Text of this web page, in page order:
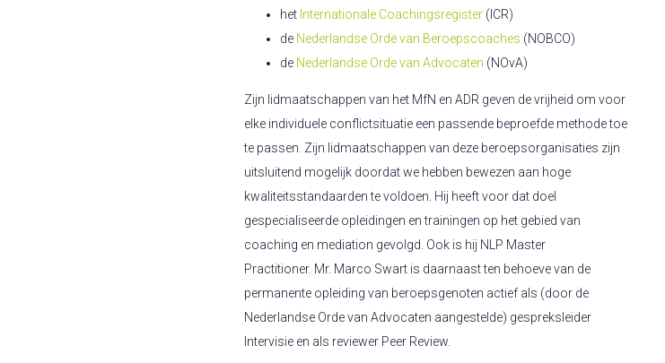
het Internationale Coachingsregister (ICR)
de Nederlandse Orde van Beroepscoaches (NOBCO)
de Nederlandse Orde van Advocaten (NOvA)
Zijn lidmaatschappen van het MfN en ADR geven de vrijheid om voor
elke individuele conflictsituatie een passende beproefde methode toe
te passen. Zijn lidmaatschappen van deze beroepsorganisaties zijn
uitsluitend mogelijk doordat we hebben bewezen aan hoge
kwaliteitsstandaarden te voldoen. Hij heeft voor dat doel
gespecialiseerde opleidingen en trainingen op het gebied van
coaching en mediation gevolgd. Ook is hij NLP Master
Practitioner. Mr. Marco Swart is daarnaast ten behoeve van de
permanente opleiding van beroepsgenoten actief als (door de
Nederlandse Orde van Advocaten aangestelde) gespreksleider
Intervisie en als reviewer Peer Review.